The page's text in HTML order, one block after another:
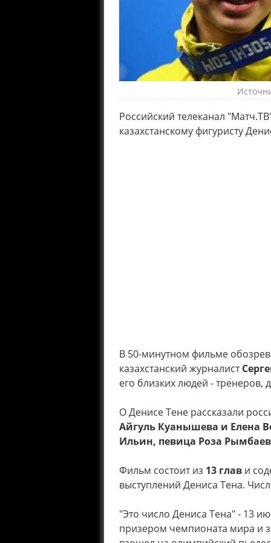
Российский телеканал
казахстанскому фигуристу
В 50-минутном фильме
казахстанский журналист
его близких людей - тренеров,
О Денисе Тене рассказали
Айгуль Куанышева и Елена
Ильин, певица Роза
Фильм состоит из 13 глав и
выступлений Дениса Тена.
"Это число Дениса Тена" - 13
призером чемпионата мира и